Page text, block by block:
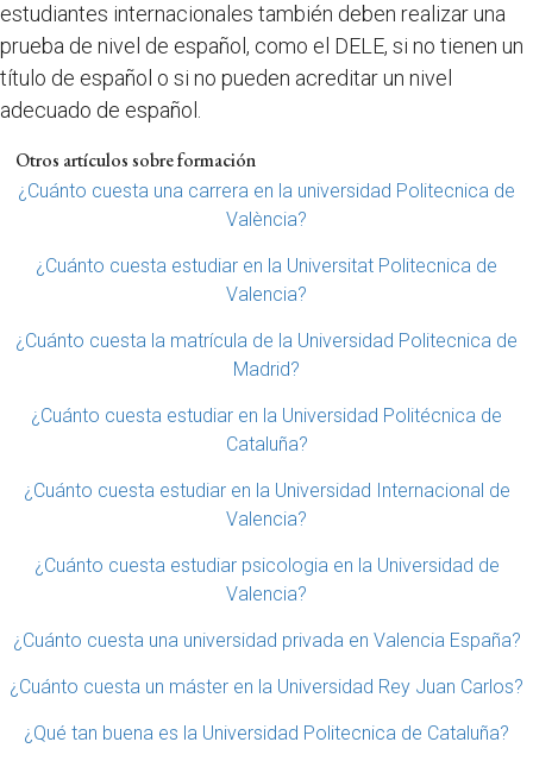
estudiantes internacionales también deben realizar una
prueba de nivel de español, como el DELE, si no tienen un
título de español o si no pueden acreditar un nivel
adecuado de español.
Otros artículos sobre formación
¿Cuánto cuesta una carrera en la universidad Politecnica de
València?
¿Cuánto cuesta estudiar en la Universitat Politecnica de
Valencia?
¿Cuánto cuesta la matrícula de la Universidad Politecnica de
Madrid?
¿Cuánto cuesta estudiar en la Universidad Politécnica de
Cataluña?
¿Cuánto cuesta estudiar en la Universidad Internacional de
Valencia?
¿Cuánto cuesta estudiar psicologia en la Universidad de
Valencia?
¿Cuánto cuesta una universidad privada en Valencia España?
¿Cuánto cuesta un máster en la Universidad Rey Juan Carlos?
¿Qué tan buena es la Universidad Politecnica de Cataluña?